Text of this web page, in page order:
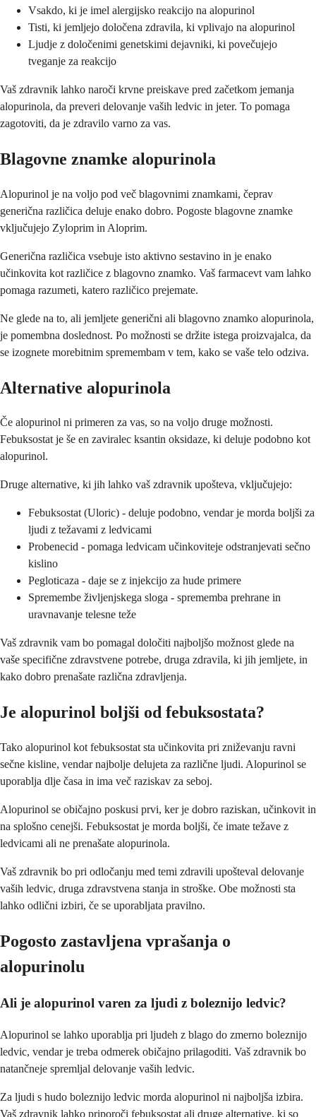
Vsakdo, ki je imel alergijsko reakcijo na alopurinol
Tisti, ki jemljejo določena zdravila, ki vplivajo na alopurinol
Ljudje z določenimi genetskimi dejavniki, ki povečujejo
tveganje za reakcijo
Vaš zdravnik lahko naroči krvne preiskave pred začetkom jemanja
alopurinola, da preveri delovanje vaših ledvic in jeter. To pomaga
zagotoviti, da je zdravilo varno za vas.
Blagovne znamke alopurinola
Alopurinol je na voljo pod več blagovnimi znamkami, čeprav
generična različica deluje enako dobro. Pogoste blagovne znamke
vključujejo Zyloprim in Aloprim.
Generična različica vsebuje isto aktivno sestavino in je enako
učinkovita kot različice z blagovno znamko. Vaš farmacevt vam lahko
pomaga razumeti, katero različico prejemate.
Ne glede na to, ali jemljete generični ali blagovno znamko alopurinola,
je pomembna doslednost. Po možnosti se držite istega proizvajalca, da
se izognete morebitnim spremembam v tem, kako se vaše telo odziva.
Alternative alopurinola
Če alopurinol ni primeren za vas, so na voljo druge možnosti.
Febuksostat je še en zaviralec ksantin oksidaze, ki deluje podobno kot
alopurinol.
Druge alternative, ki jih lahko vaš zdravnik upošteva, vključujejo:
Febuksostat (Uloric) - deluje podobno, vendar je morda boljši za
ljudi z težavami z ledvicami
Probenecid - pomaga ledvicam učinkoviteje odstranjevati sečno
kislino
Pegloticaza - daje se z injekcijo za hude primere
Spremembe življenjskega sloga - sprememba prehrane in
uravnavanje telesne teže
Vaš zdravnik vam bo pomagal določiti najboljšo možnost glede na
vaše specifične zdravstvene potrebe, druga zdravila, ki jih jemljete, in
kako dobro prenašate različna zdravljenja.
Je alopurinol boljši od febuksostata?
Tako alopurinol kot febuksostat sta učinkovita pri zniževanju ravni
sečne kisline, vendar najbolje delujeta za različne ljudi. Alopurinol se
uporablja dlje časa in ima več raziskav za seboj.
Alopurinol se običajno poskusi prvi, ker je dobro raziskan, učinkovit in
na splošno cenejši. Febuksostat je morda boljši, če imate težave z
ledvicami ali ne prenašate alopurinola.
Vaš zdravnik bo pri odločanju med temi zdravili upošteval delovanje
vaših ledvic, druga zdravstvena stanja in stroške. Obe možnosti sta
lahko odlični izbiri, če se uporabljata pravilno.
Pogosto zastavljena vprašanja o
alopurinolu
Ali je alopurinol varen za ljudi z boleznijo ledvic?
Alopurinol se lahko uporablja pri ljudeh z blago do zmerno boleznijo
ledvic, vendar je treba odmerek običajno prilagoditi. Vaš zdravnik bo
natančneje spremljal delovanje vaših ledvic.
Za ljudi s hudo boleznijo ledvic morda alopurinol ni najboljša izbira.
Vaš zdravnik lahko priporoči febuksostat ali druge alternative, ki so